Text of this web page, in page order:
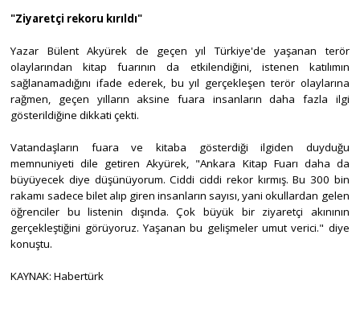
"Ziyaretçi rekoru kırıldı"
Yazar Bülent Akyürek de geçen yıl Türkiye'de yaşanan terör
olaylarından kitap fuarının da etkilendiğini, istenen katılımın
sağlanamadığını ifade ederek, bu yıl gerçekleşen terör olaylarına
rağmen, geçen yılların aksine fuara insanların daha fazla ilgi
gösterildiğine dikkati çekti.
Vatandaşların fuara ve kitaba gösterdiği ilgiden duyduğu
memnuniyeti dile getiren Akyürek, "Ankara Kitap Fuarı daha da
büyüyecek diye düşünüyorum. Ciddi ciddi rekor kırmış. Bu 300 bin
rakamı sadece bilet alıp giren insanların sayısı, yani okullardan gelen
öğrenciler bu listenin dışında. Çok büyük bir ziyaretçi akınının
gerçekleştiğini görüyoruz. Yaşanan bu gelişmeler umut verici." diye
konuştu.
KAYNAK: Habertürk